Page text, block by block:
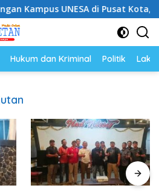
UNESA di Pusat Kota, Riyono
Hukum dan Kriminal Politik